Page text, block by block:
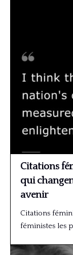
Citations
qui
avenir
Citations
féministes les